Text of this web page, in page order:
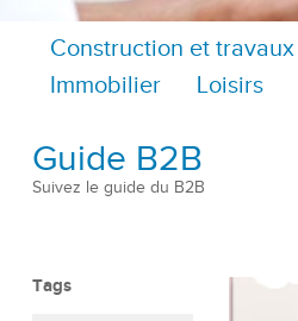
Construction et travaux
Immobilier
Loisirs
Guide B2B
Suivez le guide du B2B
Tags